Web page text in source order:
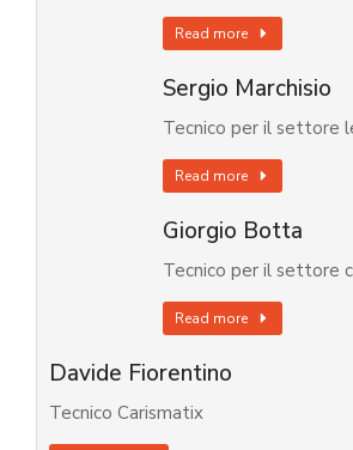
Read more
Sergio Marchisio
Tecnico per il settore
Read more
Giorgio Botta
Tecnico per il settore
Read more
Davide Fiorentino
Tecnico Carismatix